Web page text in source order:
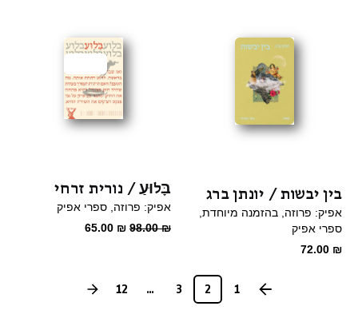
בין יבשות / יונתן ברג
אפיק: פרוזה בהזמנה מיוחדת
ספרי אפיק
72.00 ₪
בָּלוּעַ / נורית זרחי
אפיק: פרוזה ספרי אפיק
98.00₪
המחיר
98.00 ₪.
65.00 ₪
המחיר
1
2
3
...
12